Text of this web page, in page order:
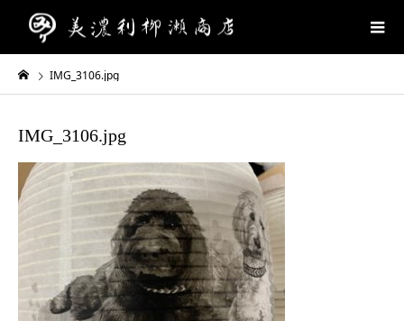
IMG_3106.jpg
IMG_3106.jpg